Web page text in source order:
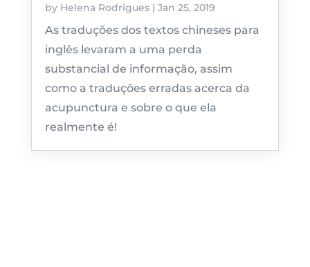
by Helena Rodrigues| Jan 25, 2019
As traduções dos textos chineses para
inglês levaram a uma perda
substancial de informação, assim
como a traduções erradas acerca da
acupunctura e sobre o que ela
realmente é!